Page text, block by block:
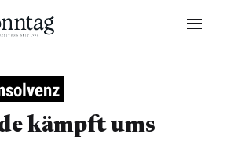
kämpft ums